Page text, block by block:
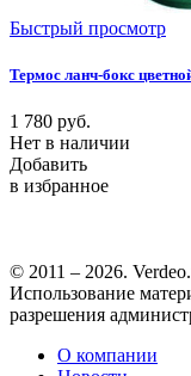
Быстрый просмотр
Термос ланч-бокс
1 780 руб.
Нет в наличии
Добавить
в избранное
© 2011 – 2026.
Использование
разрешения
О компании